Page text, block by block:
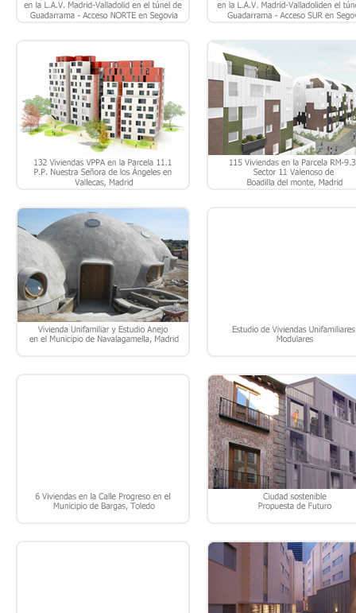
PROYECTO DE EJECUCIÓN DE
EDIFICACIÓN DE 1 VIVIENDA
UNIFAMILIAR Y ESTUDIO ANEJO EN
EL MUNICIPIO DE NAVALAGAMELLA
– MADRID.
ESTUDIO Y DESARROLLO DE
SOLUCIÓN
MODULAR DE VIVIENDAS
UNIFAMILIARES DE 2 A 5
DORMITORIOS.
PROYECTO DE EJECUCIÓN DE
EDIFICACIÓN DE 6 VIVIENDAS EN
LA C/ PROGRESO EN EL MUNICIPIO
DE BARGAS – TOLEDO.
VIVIENDAS PARA
JÓVENES Y ARTISTAS)
105 VPPA–OC JOVEN,
COMERCIALES, TRASTEROS
GARAJE, PARCELA C2, LA
VENTILLA, TETUÁN –
113 VPP, GARAJES Y
MANZANA 14.3.1,